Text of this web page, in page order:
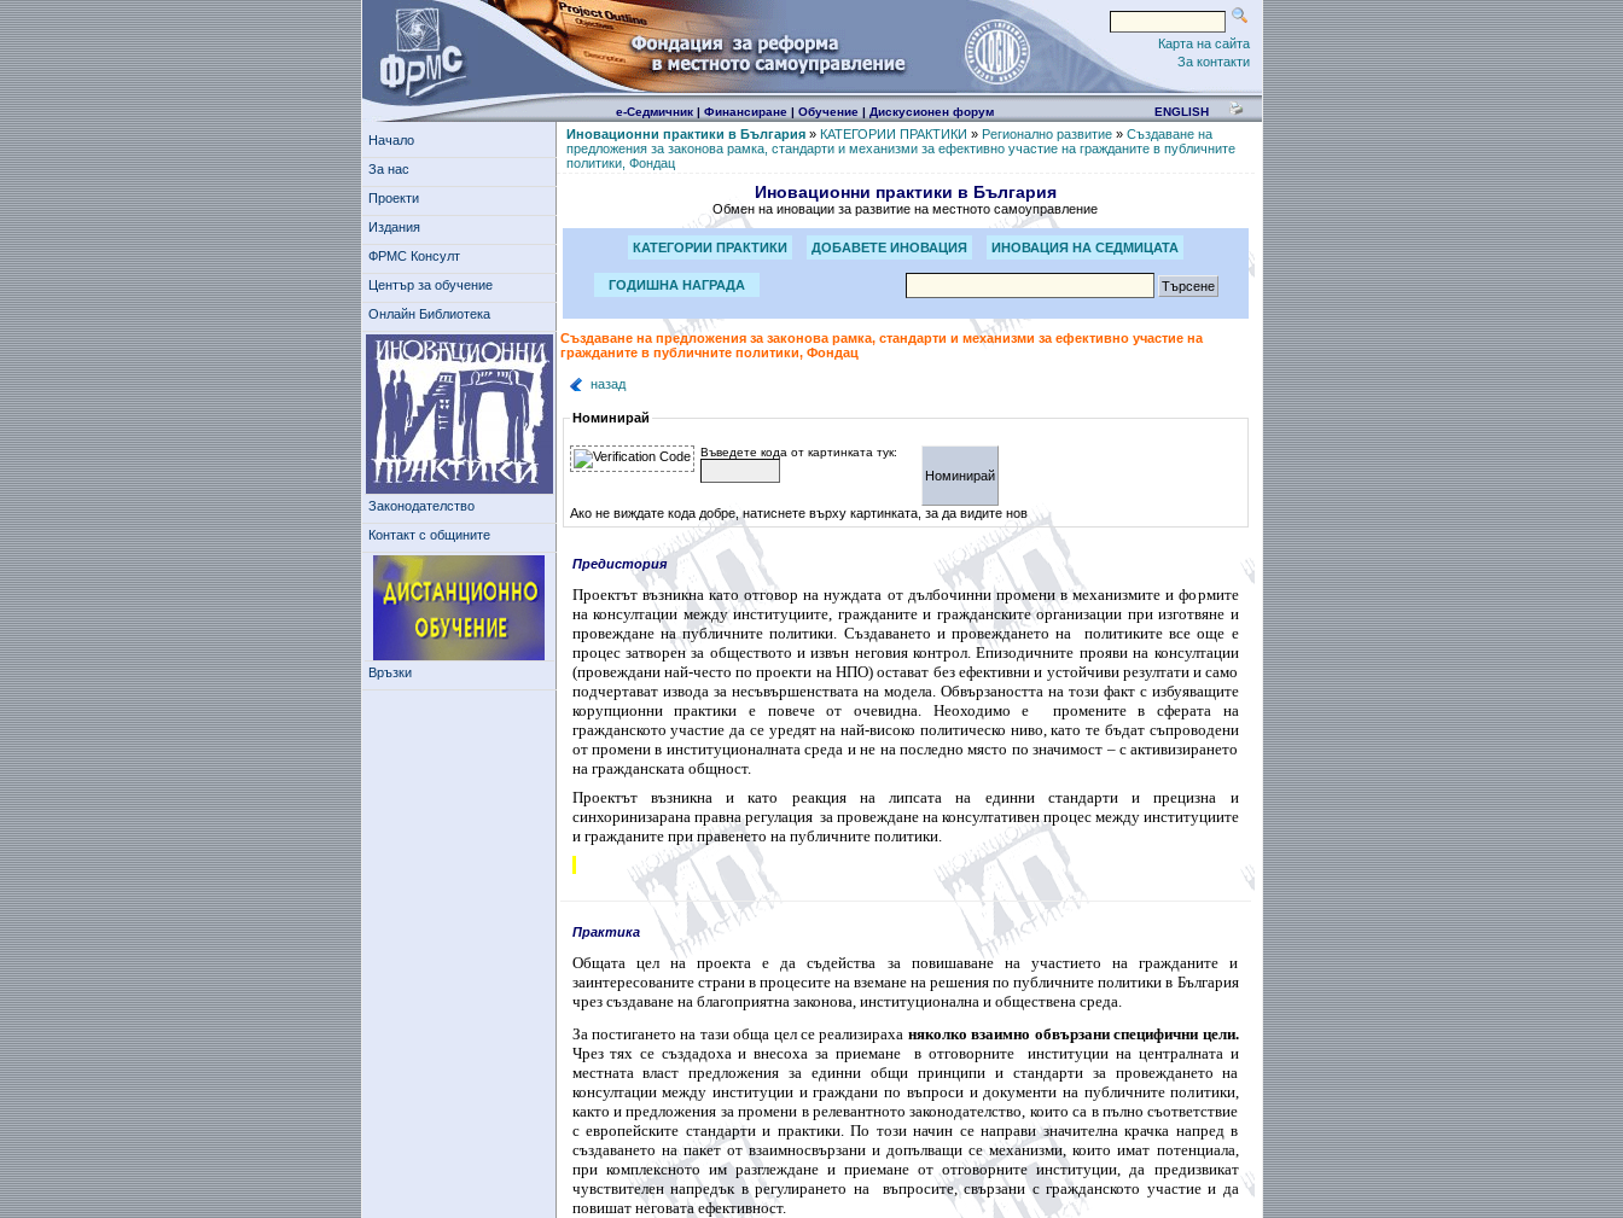
Карта на сайта
За контакти
е-Седмичник| Финансиране| Обучение| Дискусионен форум ENGLISH
Начало
За нас
Проекти
Издания
ФРМС Консулт
Център за обучение
Онлайн Библиотека
Законодателство
Контакт с общините
Връзки
Иновационни практики в България» КАТЕГОРИИ ПРАКТИКИ » Регионално развитие» Създаване на
предложения за законова рамка, стандарти и механизми за ефективно участие на гражданите в публичните
политики, Фондац
Иновационни практики в България
Обмен на иновации за развитие на местното самоуправление
КАТЕГОРИИ ПРАКТИКИ ДОБАВЕТЕ ИНОВАЦИЯ ИНОВАЦИЯ НА СЕДМИЦАТА
ГОДИШНА НАГРАДА
Създаване на предложения за законова рамка, стандарти и механизми за ефективно участие на
гражданите в публичните политики, Фондац
назад
Номинирай
Въведете кода от картинката тук:
Ако не виждате кода добре, натиснете върху картинката, за да видите нов
Предистория
Проектът възникна като отговор на нуждата от дълбочинни промени в механизмите и формите
на консултации между институциите, гражданите и гражданските организации при изготвяне и
провеждане на публичните политики. Създаването и провеждането на
политиките все още е
процес затворен за обществото и извън неговия контрол. Епизодичните прояви на консултации
(провеждани най-често по проекти на НПО) остават без ефективни и устойчиви резултати и само
подчертават извода за несъвършенствата на модела. Обвързаността на този факт с избуяващите
корупционни практики е повече от очевидна. Неоходимо е
промените в сферата на
гражданското участие да се уредят на най-високо политическо ниво, като те бъдат съпроводени
от промени в институционалната среда и не на последно място по значимост – с активизирането
на гражданската общност.
Проектът възникна и като реакция на липсата на единни стандарти и прецизна и
синхоринизарана правна регулация за провеждане на консултативен процес между институциите
и гражданите при правенето на публичните политики.
Практика
Общата цел на проекта е да съдейства за повишаване на участието на гражданите и
заинтересованите страни в процесите на вземане на решения по публичните политики в България
чрез създаване на благоприятна законова, институционална и обществена среда.
За постигането на тази обща цел се реализираха няколко взаимно обвързани специфични цели.
Чрез тях се създадоха и внесоха за приемане
в отговорните
институции на централната и
местната власт предложения за единни общи принципи и стандарти за провеждането на
консултации между институции и граждани по въпроси и документи на публичните политики,
както и предложения за промени в релевантното законодателство, които са в пълно съответствие
с европейските стандарти и практики. По този начин се направи значителна крачка напред в
създаването на пакет от взаимносвързани и допълващи се механизми, които имат потенциала,
при комплексното им разглеждане и приемане от отговорните институции, да предизвикат
чувствителен напредък в регулирането на
въпросите, свързани с гражданското участие и да
повишат неговата ефективност.